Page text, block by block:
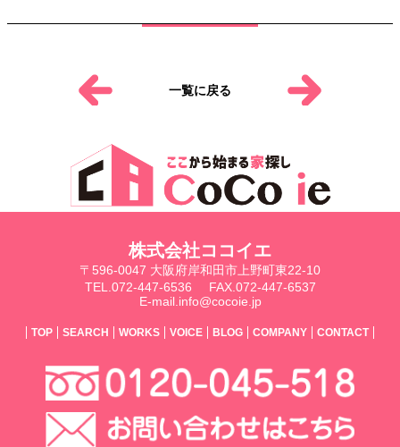
一覧に戻る
株式会社ココイエ
〒596-0047 大阪府岸和田市上野町東22-10
TEL.072-447-6536
FAX.072-447-6537
E-mail.info@cocoie.jp
TOP SEARCH WORKS VOICE BLOG COMPANY CONTACT